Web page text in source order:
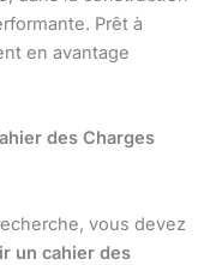
Prêt à
en avantage
des Charges
vous devez
un cahier des